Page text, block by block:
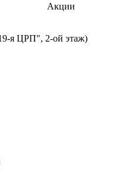
Акции
я ЦРП", 2-ой этаж)